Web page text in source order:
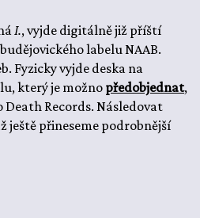
I., vyjde digitálně již příští
labelu NAAB.
Fyzicky vyjde deska na
který je možno předobjednat,
Death Records. Následovat
ještě přineseme podrobnější